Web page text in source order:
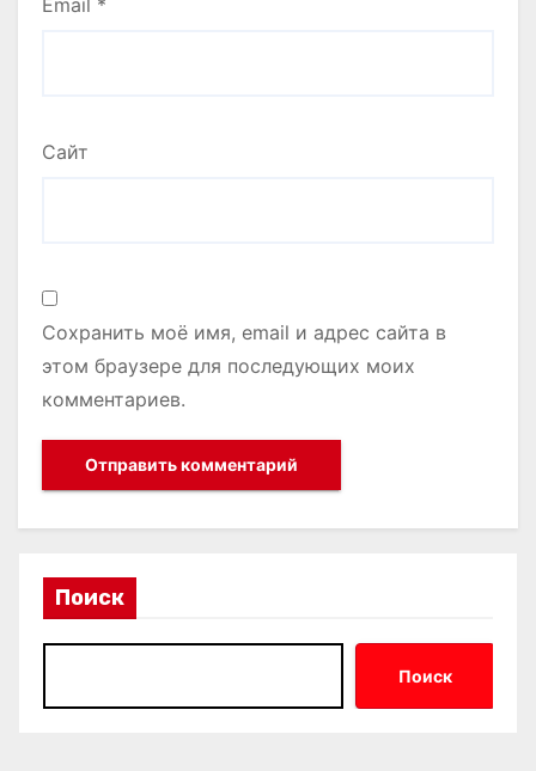
Email *
Сайт
Сохранить моё имя, email и адрес сайта в
этом браузере для последующих моих
комментариев.
Поиск
Поиск